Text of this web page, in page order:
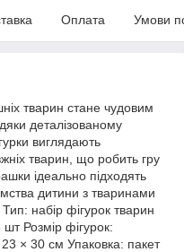
Оплата Умови
тварин стане чудовим
деталізованому
виглядають
тварин, що робить гру
ідеально підходять
дитини з тваринами
набір фігурок тварин
Розмір фігурок:
× 30 см Упаковка: пакет